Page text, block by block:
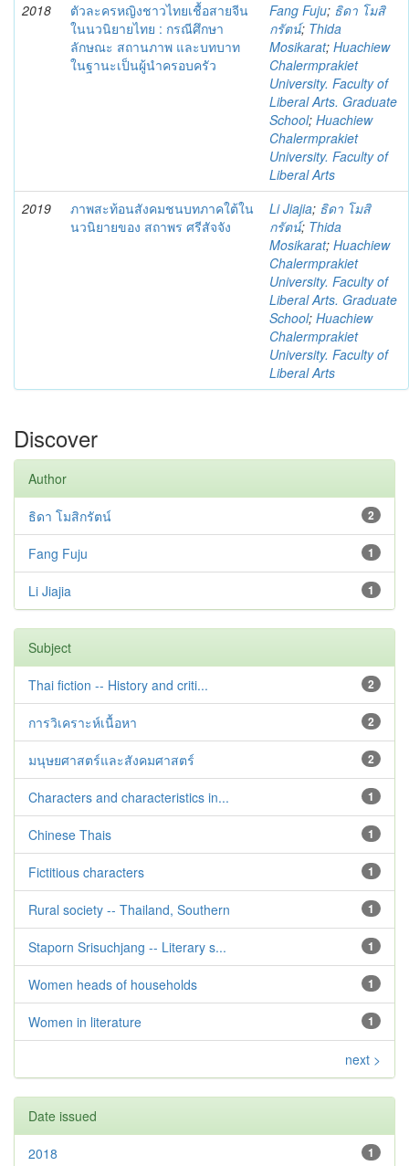
2018
ตัวละครหญิงชาวไทยเชื้อสายจีน
ในนวนิยายไทย : กรณีศึกษา
ลักษณะ สถานภาพ และบทบาท
ในฐานะเป็นผู้นำครอบครัว
Fang Fuju; ธิดา โมสิ
กรัตน์; Thida
Mosikarat; Huachiew
Chalermprakiet
University. Faculty of
Liberal Arts. Graduate
School; Huachiew
Chalermprakiet
University. Faculty of
Liberal Arts
2019
ภาพสะท้อนสังคมชนบทภาคใต้ใน
นวนิยายของ สถาพร ศรีสัจจัง
Li Jiajia; ธิดา โมสิ
กรัตน์; Thida
Mosikarat; Huachiew
Chalermprakiet
University. Faculty of
Liberal Arts. Graduate
School; Huachiew
Chalermprakiet
University. Faculty of
Liberal Arts
Discover
Author
2
ธิดา โมสิกรัตน์
1
Fang Fuju
1
Li Jiajia
Subject
2
Thai fiction -- History and criti...
2
การวิเคราะห์เนื้อหา
2
มนุษยศาสตร์และสังคมศาสตร์
1
Characters and characteristics in...
1
Chinese Thais
1
Fictitious characters
1
Rural society -- Thailand, Southern
1
Staporn Srisuchjang -- Literary s...
1
Women heads of households
1
Women in literature
next >
Date issued
1
2018